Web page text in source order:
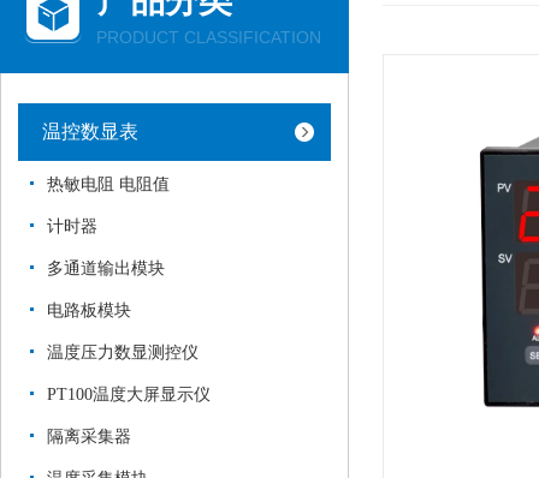
PRODUCT CLASSIFICATION
温控数显表
热敏电阻 电阻值
计时器
多通道输出模块
电路板模块
温度压力数显测控仪
PT100温度大屏显示仪
隔离采集器